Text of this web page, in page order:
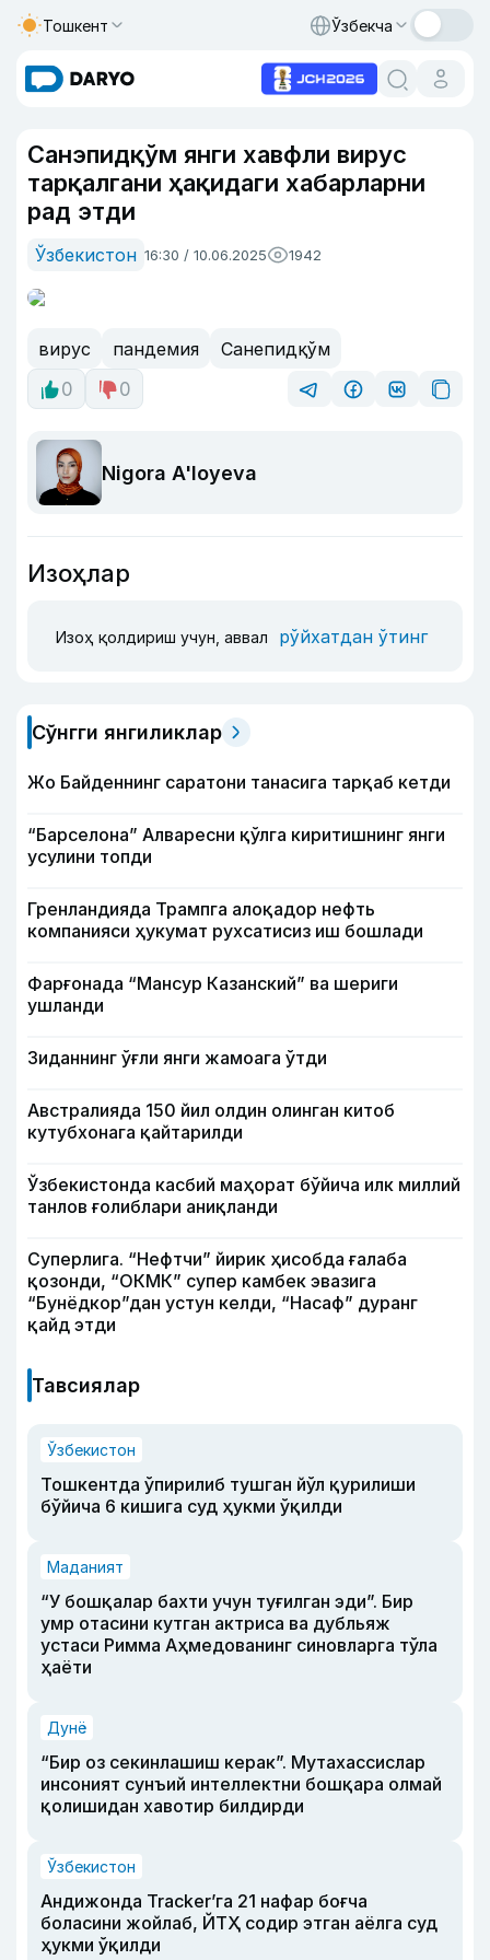
Тошкент Ўзбекча
Санэпидқўм янги хавфли вирус
тарқалгани ҳақидаги хабарларни
рад этди
Ўзбекистон 16:30 / 10.06.2025 1942
вирус пандемия
Санепидқўм
0
0
Nigora A'loyeva
Изоҳлар
Изоҳ қолдириш учун, аввал рўйхатдан ўтинг
Сўнгги янгиликлар
Жо Байденнинг саратони танасига тарқаб кетди
“Барселона” Алваресни қўлга киритишнинг янги
усулини топди
Гренландияда Трампга алоқадор нефть
компанияси ҳукумат рухсатисиз иш бошлади
Фарғонада “Мансур Казанский” ва шериги
ушланди
Зиданнинг ўғли янги жамоага ўтди
Австралияда 150 йил олдин олинган китоб
кутубхонага қайтарилди
Ўзбекистонда касбий маҳорат бўйича илк миллий
танлов ғолиблари аниқланди
Суперлига. “Нефтчи” йирик ҳисобда ғалаба
қозонди, “ОКМК” супер камбек эвазига
“Бунёдкор”дан устун келди, “Насаф” дуранг
қайд этди
Тавсиялар
Ўзбекистон
Тошкентда ўпирилиб тушган йўл қурилиши
бўйича 6 кишига суд ҳукми ўқилди
Маданият
“У бошқалар бахти учун туғилган эди”. Бир
умр отасини кутган актриса ва дубльяж
устаси Римма Аҳмедованинг синовларга тўла
ҳаёти
Дунё
“Бир оз секинлашиш керак”. Мутахассислар
инсоният сунъий интеллектни бошқара олмай
қолишидан хавотир билдирди
Ўзбекистон
Андижонда Tracker’га 21 нафар боғча
боласини жойлаб, ЙТҲ содир этган аёлга суд
ҳукми ўқилди